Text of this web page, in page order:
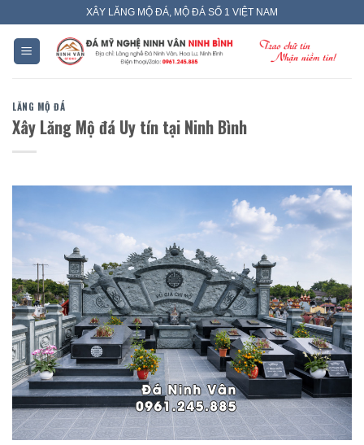
content
XÂY LĂNG MỘ ĐÁ, MỘ ĐÁ SỐ 1 VIỆT NAM
LĂNG MỘ ĐÁ
Xây Lăng Mộ đá Uy tín tại Ninh Bình